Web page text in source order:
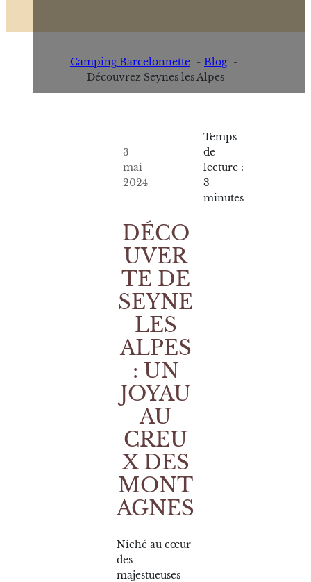
Camping Barcelonnette
Blog
Découvrez Seynes les Alpes
3
mai
2024
Temps
de
lecture :
3
minutes
DÉCO
UVER
TE DE
SEYNE
LES
ALPES
: UN
JOYAU
AU
CREU
X DES
MONT
AGNES
Niché au cœur
des
majestueuses